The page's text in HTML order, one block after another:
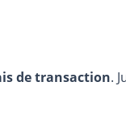
de transaction.